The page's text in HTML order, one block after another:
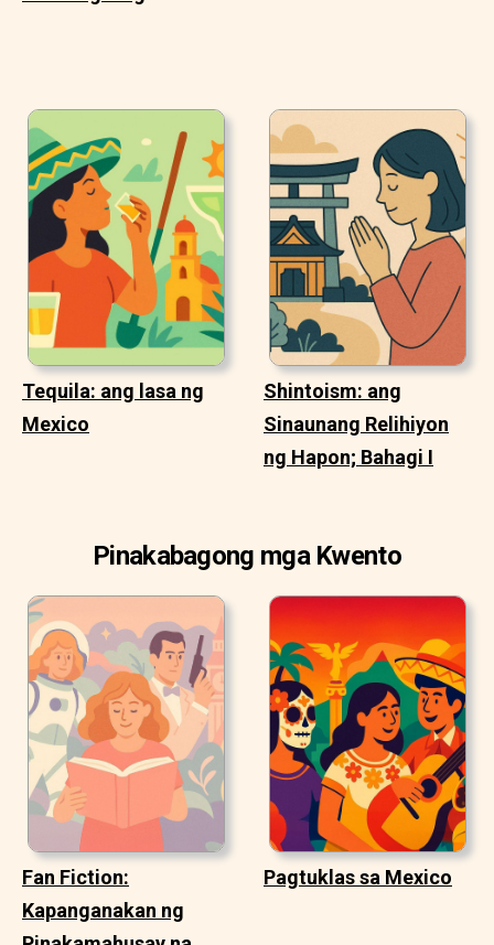
Tequila: ang lasa ng
Mexico
Shintoism: ang
Sinaunang Relihiyon
ng Hapon; Bahagi I
Pinakabagong mga Kwento
Fan Fiction:
Kapanganakan ng
Pagtuklas sa Mexico